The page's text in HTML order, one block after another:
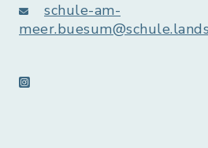
schule-am-
instagram